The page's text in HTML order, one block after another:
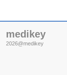
medikey
2026@medikey